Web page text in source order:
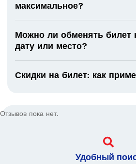
максимальное?
Можно ли обменять билет
дату или место?
Скидки на билет: как
Отзывов пока нет.
Удобный